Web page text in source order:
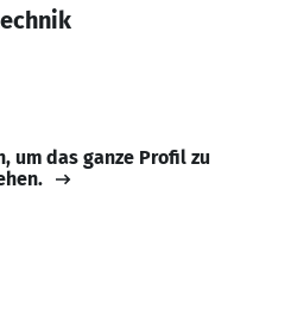
um das ganze Profil zu